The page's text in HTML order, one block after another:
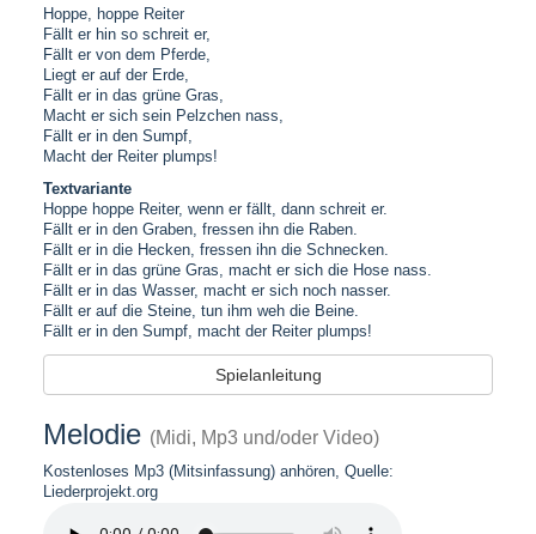
Hoppe, hoppe Reiter
Fällt er hin so schreit er,
Fällt er von dem Pferde,
Liegt er auf der Erde,
Fällt er in das grüne Gras,
Macht er sich sein Pelzchen nass,
Fällt er in den Sumpf,
Macht der Reiter plumps!
Textvariante
Hoppe hoppe Reiter, wenn er fällt, dann schreit er.
Fällt er in den Graben, fressen ihn die Raben.
Fällt er in die Hecken, fressen ihn die Schnecken.
Fällt er in das grüne Gras, macht er sich die Hose nass.
Fällt er in das Wasser, macht er sich noch nasser.
Fällt er auf die Steine, tun ihm weh die Beine.
Fällt er in den Sumpf, macht der Reiter plumps!
Spielanleitung
Melodie (Midi, Mp3 und/oder Video)
Kostenloses Mp3 (Mitsinfassung) anhören, Quelle:
Liederprojekt.org